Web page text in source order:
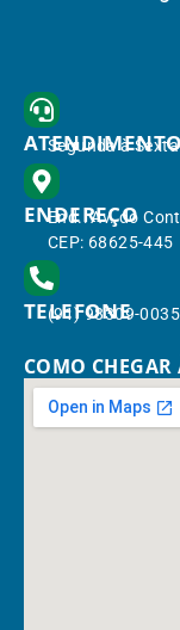
Segunda à
ENDEREÇO
End.: Av. do
CEP: 68625-445
TELEFONE
(91) 98309-0035
COMO CHEGAR